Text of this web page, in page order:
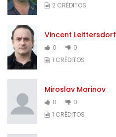
2 CRÉDITOS
Vincent Leittersdorf
0
0
1 CRÉDITOS
Miroslav Marinov
0
0
1 CRÉDITOS